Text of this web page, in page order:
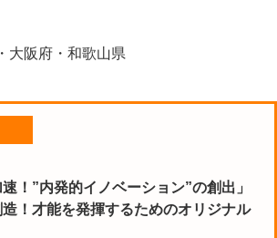
大阪府・和歌山県
速！”内発的イノベーション”の創出」
造！才能を発揮するためのオリジナル